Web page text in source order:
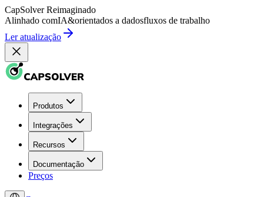
CapSolver Reimaginado
Alinhado comIA&orientados a dadosfluxos de trabalho
Ler atualização
Produtos
Integrações
Recursos
Documentação
Preços